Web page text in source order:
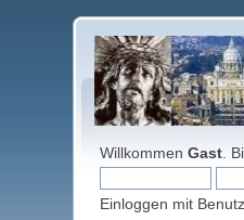
WillkommenGast .
Einloggen mit